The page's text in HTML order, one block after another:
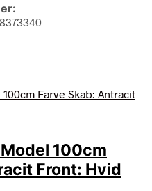
100cm
Front: Hvid